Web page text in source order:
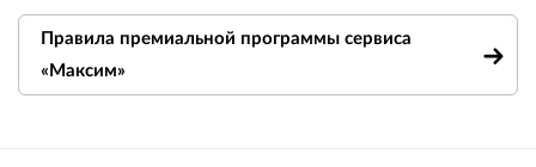
Правила премиальной программы сервиса
«Максим»